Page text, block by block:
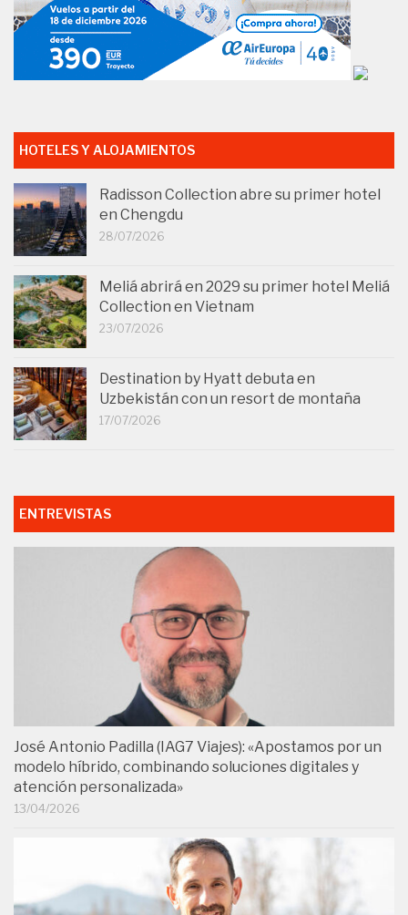
HOTELES Y ALOJAMIENTOS
Radisson Collection abre su primer hotel
en Chengdu
28/07/2026
Meliá abrirá en 2029 su primer hotel Meliá
Collection en Vietnam
23/07/2026
Destination by Hyatt debuta en
Uzbekistán con un resort de montaña
17/07/2026
ENTREVISTAS
José Antonio Padilla (IAG7 Viajes): «Apostamos por un
modelo híbrido, combinando soluciones digitales y
atención personalizada»
13/04/2026